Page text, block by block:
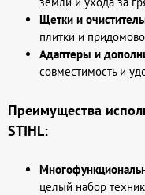
Щетки и
плитки и
Адаптеры и
совместимость и
Преимущества
STIHL:
целый набор